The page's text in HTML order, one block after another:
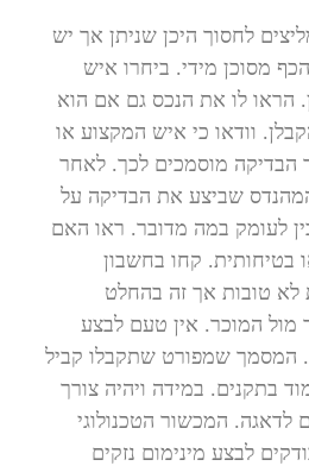
לחסוך היכן שניתן אך יש
מסוכן מידי. ביחרו איש
הראו לו את הנכס גם אם הוא
וודאו כי איש המקצוע או
מוסמכים לכך. לאחר
שביצע את הבדיקה על
לעומק במה מדובר. ראו האם
בטיחותית. קחו בחשבון
לא טובות אך זה בהחלט
המוכר. אין טעם לבצע
המסמך שמפורט שתקבלו קביל
בתקנים. במידה ויהיה צורך
לדאגה. המכשור הטכנולוגי
לבצע מינימום נזקים